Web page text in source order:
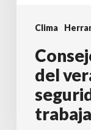
Clima
del